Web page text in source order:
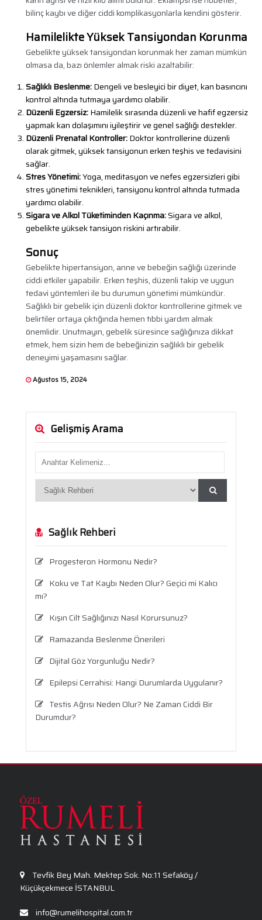
bilinç kaybı ve diğer ciddi komplikasyonlarla kendini gösterir.
Hamilelikte Yüksek Tansiyondan Korunma
Gebelikte yüksek tansiyondan korunmak her zaman mümkün
olmasa da, bazı önlemler almak riski azaltabilir:
Sağlıklı Beslenme:Dengeli ve besleyici bir diyet, kan basıncını
kontrol altında tutmaya yardımcı olabilir.
Düzenli Egzersiz:Hamilelik sırasında düzenli ve hafif egzersiz
yapmak kan dolaşımını iyileştirir ve genel sağlığı destekler.
Düzenli Prenatal Kontroller:Doktor kontrollerine düzenli
olarak gitmek, yüksek tansiyonun erken teşhis ve tedavisini
sağlar.
Stres Yönetimi:Yoga, meditasyon ve nefes egzersizleri gibi
stres yönetimi teknikleri, tansiyonu kontrol altında tutmada
yardımcı olabilir.
Sigara ve Alkol Tüketiminden Kaçınma:Sigara ve alkol,
gebelikte yüksek tansiyon riskini artırabilir.
Sonuç
Gebelikte hipertansiyon, anne ve bebeğin sağlığı üzerinde
ciddi etkiler yapabilir. Erken teşhis, düzenli takip ve uygun
tedavi yöntemleri ile bu durumun yönetimi mümkündür.
Sağlıklı bir gebelik için düzenli doktor kontrollerine gitmek ve
belirtiler ortaya çıktığında hemen tıbbi yardım almak
önemlidir. Unutmayın, gebelik süresince sağlığınıza dikkat
etmek, hem sizin hem de bebeğinizin sağlıklı bir gebelik
deneyimi yaşamasını sağlar.
Ağustos 15, 2024
Gelişmiş Arama
Sağlık Rehberi
Progesteron Hormonu Nedir?
Koku ve Tat Kaybı Neden Olur? Geçici mi Kalıcı
mı?
Kışın Cilt Sağlığınızı Nasıl Korursunuz?
Ramazanda Beslenme Önerileri
Dijital Göz Yorgunluğu Nedir?
Epilepsi Cerrahisi: Hangi Durumlarda Uygulanır?
Testis Ağrısı Neden Olur? Ne Zaman Ciddi Bir
Durumdur?
Aronya Faydaları Nelerdir?
Kalp Ritim Bozukluğu
Anksiyete Bozukluğu: Belirtiler, Nedenler, Tanı
ve Etkili Tedavi Seçenekleri
Tevfik Bey Mah. Mektep Sok. No:11 Sefaköy /
Küçükçekmece İSTANBUL
info@rumelihospital.com.tr